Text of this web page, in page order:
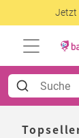
Jetzt